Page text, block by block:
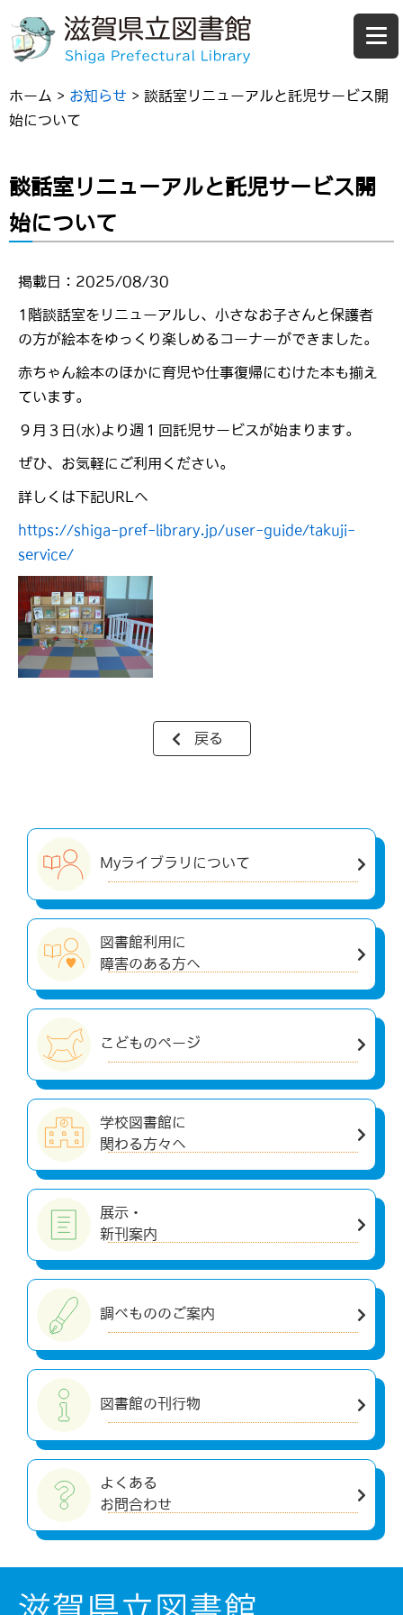
ホーム > お知らせ > 談話室リニューアルと託児サービス開
始について
談話室リニューアルと託児サービス開
始について
掲載日：2025/08/30
1階談話室をリニューアルし、小さなお子さんと保護者
の方が絵本をゆっくり楽しめるコーナーができました。
赤ちゃん絵本のほかに育児や仕事復帰にむけた本も揃え
ています。
９月３日(水)より週１回託児サービスが始まります。
ぜひ、お気軽にご利用ください。
詳しくは下記URLへ
https://shiga-pref-library.jp/user-guide/takuji-
service/
戻る
Myライブラリについて
図書館利用に
障害のある方へ
こどものページ
学校図書館に
関わる方々へ
展示・
新刊案内
調べもののご案内
図書館の刊行物
よくある
お問合わせ